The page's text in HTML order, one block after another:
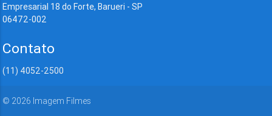
Empresarial 18 do Forte, Barueri - SP
06472-002
Contato
(11) 4052-2500
© 2026 Imagem Filmes